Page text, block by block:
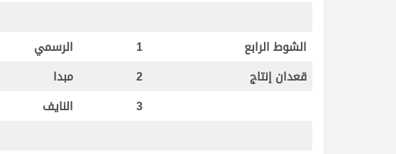
الشوط الرابع 1 الرسمي
قعدان إنتاج
2 مبدا
3
النايف